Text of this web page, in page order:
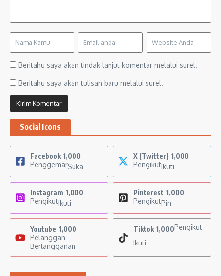
Beritahu saya akan tindak lanjut komentar melalui surel.
Beritahu saya akan tulisan baru melalui surel.
Social Icons
Facebook 1,000
PenggemarSuka
X (Twitter) 1,000
PengikutIkuti
Instagram 1,000
PengikutIkuti
Pinterest 1,000
PengikutPin
Youtube 1,000
Pelanggan
Berlangganan
Tiktok 1,000Pengikut
Ikuti